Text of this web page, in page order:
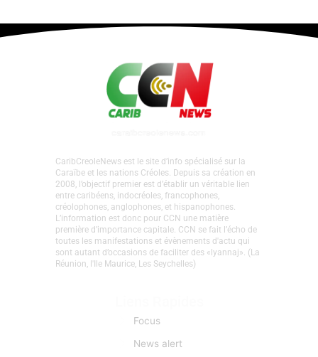
CaribCreoleNews est le site d’info spécialisé sur la
Caraïbe et les nations Créoles. Depuis sa création en
2008, l’objectif premier est d’établir un véritable lien
entre caribéens, indocréoles, francophones,
créolophones, anglophones, et hispanophones.
L’information est donc pour CCN une matière
première d’importance capitale. CCN se fait l’écho de
toutes les manifestations et évènements d'actu qui
sont autant d’occasions de faciliter des «lyannaj». (La
Réunion, l'Ile Maurice, Les Seychelles)
Focus
News alert